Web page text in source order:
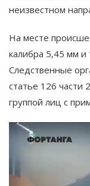
неизвестном
На месте
калибра 5,45 мм и
Следственные
статье 126
группой лиц с